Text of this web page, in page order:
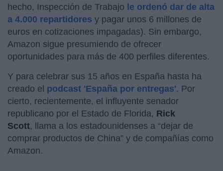
hecho, Inspección de Trabajo le ordenó dar de alta
a 4.000 repartidores y pagar unos 6 millones de
euros en cotizaciones impagadas). Sin embargo,
Amazon sigue presumiendo de ofrecer
oportunidades para más de 400 perfiles diferentes.
Y para celebrar sus 15 años en España hasta ha
creado el podcast 'España por entregas'. Por
cierto, recientemente, el influyente senador
republicano por el Estado de Florida, Rick
Scott, llama a los estadounidenses a “dejar de
comprar productos de China” y de compañías como
Amazon.